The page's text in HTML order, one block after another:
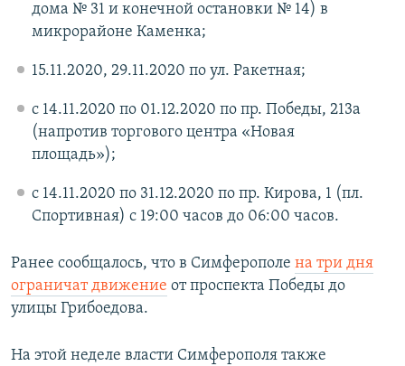
дома № 31 и конечной остановки № 14) в
микрорайоне Каменка;
15.11.2020, 29.11.2020 по ул. Ракетная;
c 14.11.2020 по 01.12.2020 по пр. Победы, 213а
(напротив торгового центра «Новая
площадь»);
c 14.11.2020 по 31.12.2020 по пр. Кирова, 1 (пл.
Спортивная) с 19:00 часов до 06:00 часов.
Ранее сообщалось, что в Симферополе на три дня
ограничат движение от проспекта Победы до
улицы Грибоедова.
На этой неделе власти Симферополя также